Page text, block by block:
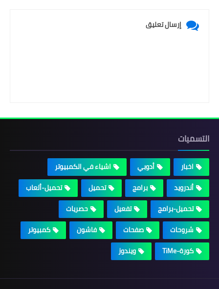
إرسال تعليق
التسميات
اخبار أدوبي
اشياء في الكمبيوتر
أندرويد
برامج تحميل
تحميل-ألعاب
تحميل-برامج
تفعيل
حصريات
شروحات
صفحات فاشون
كمبيوتر
كورة-TiMe
ويندوز